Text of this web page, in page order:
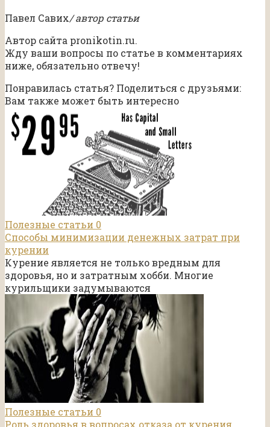
Павел Савих/ автор статьи
Автор сайта pronikotin.ru.
Жду ваши вопросы по статье в комментариях
ниже, обязательно отвечу!
Понравилась статья? Поделиться с друзьями:
Вам также может быть интересно
Полезные статьи 0
Способы минимизации денежных затрат при
курении
Курение является не только вредным для
здоровья, но и затратным хобби. Многие
курильщики задумываются
Полезные статьи 0